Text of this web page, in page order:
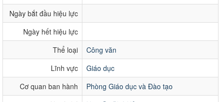
Ngày bắt đầu hiệu lực
Ngày hết hiệu lực
Thể loại
Công văn
Lĩnh vực
Giáo dục
Cơ quan ban hành
Phòng Giáo dục và Đào tạo